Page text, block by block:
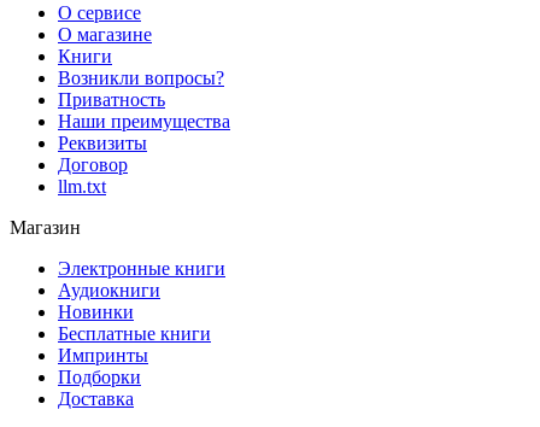
О сервисе
О магазине
Книги
Возникли вопросы?
Приватность
Наши преимущества
Реквизиты
Договор
llm.txt
Магазин
Электронные книги
Аудиокниги
Новинки
Бесплатные книги
Импринты
Подборки
Доставка